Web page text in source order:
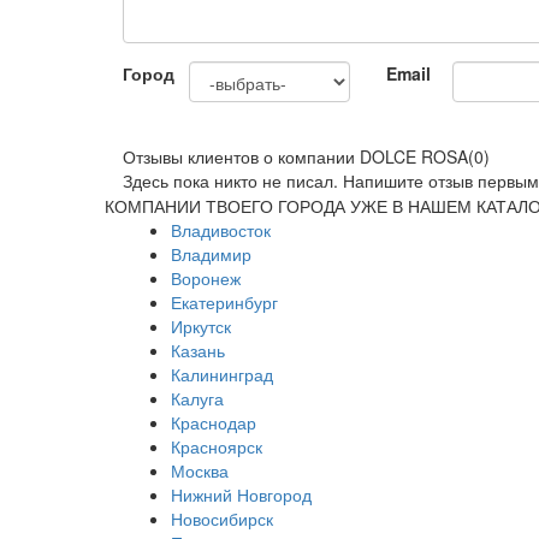
Город Email
Отзывы клиентов о компании DOLCE ROSA(0)
Здесь пока никто не писал. Напишите отзыв
КОМПАНИИ ТВОЕГО ГОРОДА УЖЕ В НАШЕМ
Владивосток
Владимир
Воронеж
Екатеринбург
Иркутск
Казань
Калининград
Калуга
Краснодар
Красноярск
Москва
Нижний Новгород
Новосибирск